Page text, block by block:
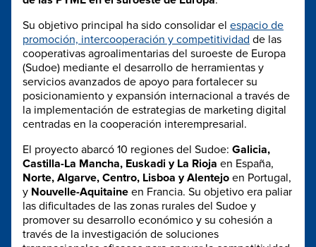
Su objetivo principal ha sido consolidar el espacio de
promoción, intercooperación y competitividad de las
cooperativas agroalimentarias del suroeste de Europa
(Sudoe) mediante el desarrollo de herramientas y
servicios avanzados de apoyo para fortalecer su
posicionamiento y expansión internacional a través de
la implementación de estrategias de marketing digital
centradas en la cooperación interempresarial.
El proyecto abarcó 10 regiones del Sudoe: Galicia,
Castilla-La Mancha, Euskadi y La Rioja en España,
Norte, Algarve, Centro, Lisboa y Alentejo en Portugal,
y Nouvelle-Aquitaine en Francia. Su objetivo era paliar
las dificultades de las zonas rurales del Sudoe y
promover su desarrollo económico y su cohesión a
través de la investigación de soluciones